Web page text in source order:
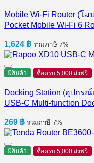
Mobile Wi-Fi Router (โม
Pocket Mobile Wi-Fi 6
1,624 ฿ รวมภาษี 7%
มีสินค้า ซื้อครบ 5,000 ส่งฟรี
Docking Station (อุปกร
USB-C Multi-function
269 ฿ รวมภาษี 7%
มีสินค้า ซื้อครบ 5,000 ส่งฟรี